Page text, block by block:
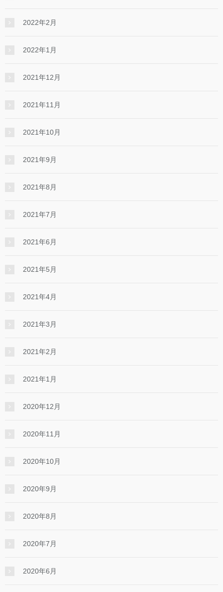
2022年2月
2022年1月
2021年12月
2021年11月
2021年10月
2021年9月
2021年8月
2021年7月
2021年6月
2021年5月
2021年4月
2021年3月
2021年2月
2021年1月
2020年12月
2020年11月
2020年10月
2020年9月
2020年8月
2020年7月
2020年6月